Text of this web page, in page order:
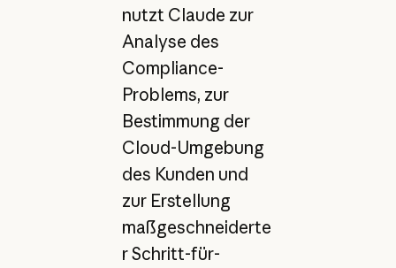
nutzt Claude zur
Analyse des
Compliance-
Problems, zur
Bestimmung der
Cloud-Umgebung
des Kunden und
zur Erstellung
maßgeschneiderte
r Schritt-für-